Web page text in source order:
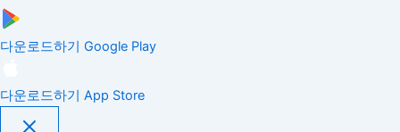
다운로드하기 Google Play
다운로드하기 App Store